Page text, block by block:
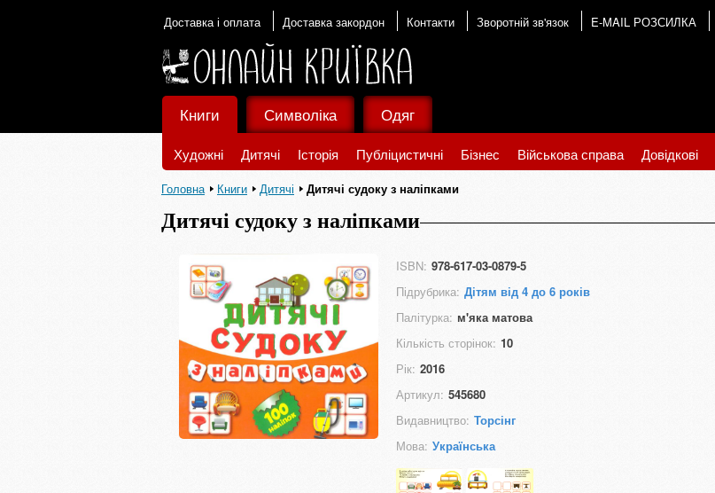
Доставка і оплата Доставка закордон Контакти Зворотній зв'язок E-MAIL РОЗСИЛКА
Книги
Художні Дитячі Історія Публіцистичні Бізнес Військова справа Довідкові
Символіка Одяг
Головна Книги Дитячі Дитячі судоку з наліпками
Дитячі судоку з наліпками
ISBN: 978-617-03-0879-5
Підрубрика: Дітям від 4 до 6 років
Палітурка: м'яка матова
Кількість сторінок: 10
Рік: 2016
Артикул: 545680
Видавництво: Торсінг
Мова: Українська